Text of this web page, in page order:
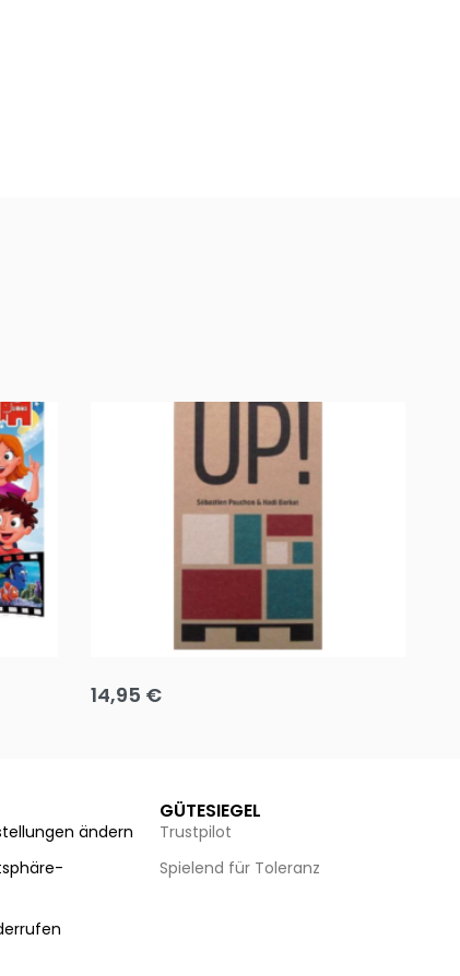
Team up
14,95 €
ändern
GÜTESIEGEL
Trustpilot
Spielend für Toleranz